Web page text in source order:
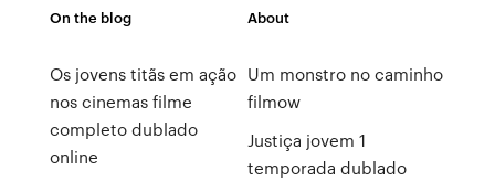
On the blog
Os jovens titãs em ação
nos cinemas filme
completo dublado
online
About
Um monstro no caminho
filmow
Justiça jovem 1
temporada dublado